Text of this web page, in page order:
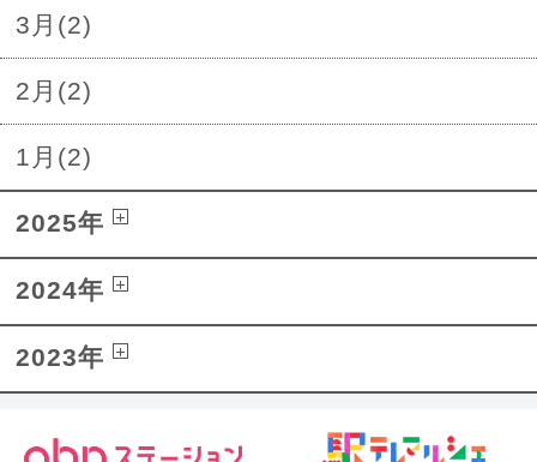
3月(2)
2月(2)
1月(2)
2025年
2024年
2023年